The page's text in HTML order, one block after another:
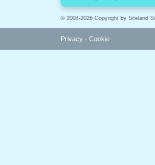
© 2004-2026 Copyright by Siteland
Privacy - Cookie